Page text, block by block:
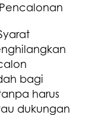
bagi
harus
dukungan